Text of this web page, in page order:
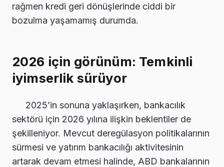
rağmen kredi geri dönüşlerinde ciddi bir
bozulma yaşamamış durumda.
2026 için görünüm: Temkinli
iyimserlik sürüyor
2025’in sonuna yaklaşırken, bankacılık
sektörü için 2026 yılına ilişkin beklentiler de
şekilleniyor. Mevcut deregülasyon politikalarının
sürmesi ve yatırım bankacılığı aktivitesinin
artarak devam etmesi halinde, ABD bankalarının